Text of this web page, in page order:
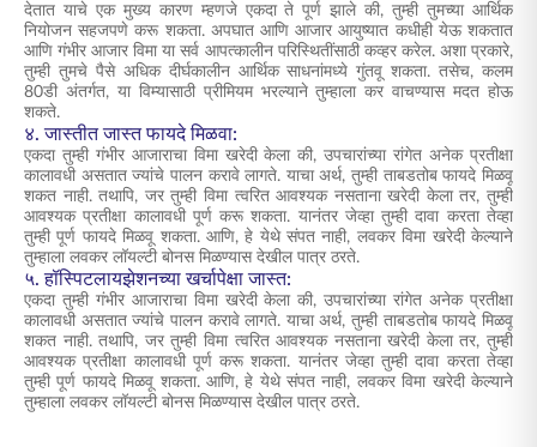
देतात याचे एक मुख्य कारण म्हणजे एकदा ते पूर्ण झाले की, तुम्ही तुमच्या आर्थिक
नियोजन सहजपणे करू शकता. अपघात आणि आजार आयुष्यात कधीही येऊ शकतात
आणि गंभीर आजार विमा या सर्व आपत्कालीन परिस्थितींसाठी कव्हर करेल. अशा प्रकारे,
तुम्ही तुमचे पैसे अधिक दीर्घकालीन आर्थिक साधनांमध्ये गुंतवू शकता. तसेच, कलम
80डी अंतर्गत, या विम्यासाठी प्रीमियम भरल्याने तुम्हाला कर वाचण्यास मदत होऊ
शकते.
४. जास्तीत जास्त फायदे मिळवा:
एकदा तुम्ही गंभीर आजाराचा विमा खरेदी केला की, उपचारांच्या रांगेत अनेक प्रतीक्षा
कालावधी असतात ज्यांचे पालन करावे लागते. याचा अर्थ, तुम्ही ताबडतोब फायदे मिळवू
शकत नाही. तथापि, जर तुम्ही विमा त्वरित आवश्यक नसताना खरेदी केला तर, तुम्ही
आवश्यक प्रतीक्षा कालावधी पूर्ण करू शकता. यानंतर जेव्हा तुम्ही दावा करता तेव्हा
तुम्ही पूर्ण फायदे मिळवू शकता. आणि, हे येथे संपत नाही, लवकर विमा खरेदी केल्याने
तुम्हाला लवकर लॉयल्टी बोनस मिळण्यास देखील पात्र ठरते.
५. हॉस्पिटलायझेशनच्या खर्चापेक्षा जास्त:
एकदा तुम्ही गंभीर आजाराचा विमा खरेदी केला की, उपचारांच्या रांगेत अनेक प्रतीक्षा
कालावधी असतात ज्यांचे पालन करावे लागते. याचा अर्थ, तुम्ही ताबडतोब फायदे मिळवू
शकत नाही. तथापि, जर तुम्ही विमा त्वरित आवश्यक नसताना खरेदी केला तर, तुम्ही
आवश्यक प्रतीक्षा कालावधी पूर्ण करू शकता. यानंतर जेव्हा तुम्ही दावा करता तेव्हा
तुम्ही पूर्ण फायदे मिळवू शकता. आणि, हे येथे संपत नाही, लवकर विमा खरेदी केल्याने
तुम्हाला लवकर लॉयल्टी बोनस मिळण्यास देखील पात्र ठरते.